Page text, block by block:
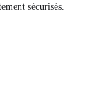
sécurisés.